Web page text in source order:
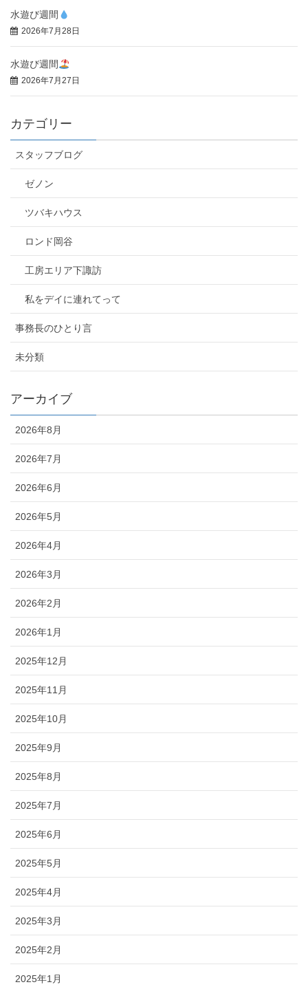
水遊び週間
2026年7月28日
水遊び週間
2026年7月27日
カテゴリー
スタッフブログ
ゼノン
ツバキハウス
ロンド岡谷
工房エリア下諏訪
私をデイに連れてって
事務長のひとり言
未分類
アーカイブ
2026年8月
2026年7月
2026年6月
2026年5月
2026年4月
2026年3月
2026年2月
2026年1月
2025年12月
2025年11月
2025年10月
2025年9月
2025年8月
2025年7月
2025年6月
2025年5月
2025年4月
2025年3月
2025年2月
2025年1月